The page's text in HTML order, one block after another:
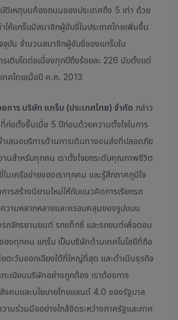
ติเหตุบนท้องถนนของประเทศถึง 5 เท่า ด้วย
ห้แกร็บมีสมาชิกผู้ขับขี่ในประเทศไทยเพิ่มขึ้น
จุบัน จำนวนสมาชิกผู้ขับขี่ของแกร็บใน
รเติบโตต่อเนื่องทุกปีถึงร้อยละ 226 นับตั้งแต่
เทศไทยเมื่อปี ค.ศ. 2013
การ บริษัท แกร็บ (ประเทศไทย) จำกัด กล่าว
ก่อตั้งขึ้นเมื่อ 5 ปีก่อนด้วยความตั้งใจในการ
เสนอบริการด้านการเดินทางขนส่งที่ปลอดภัย
านสำหรับทุกคน เราตั้งใจยกระดับคุณภาพชีวิต
นเครือข่ายของเราทุกคน และรู้สึกภาคภูมิใจ
ารสร้างนิยามใหม่ให้กับแนวคิดการเรียกรถ
วามหลากหลายและครอบคลุมของรูปแบบ
รถจักรยานยนต์ รถแท็กซี่ และรถยนต์เพื่อตอบ
องทุกคน แกร็บ เป็นบริษัทด้านเทคโนโลยีที่ถือ
ยตะวันออกเฉียงใต้ที่ใหญ่ที่สุด และดำเนินธุรกิจ
ทะเบียนบริษัทอย่างถูกต้อง เราต้องการ
คมและนโยบายไทยแลนด์ 4.0 ของรัฐบาล
วามร่วมมืออย่างใกล้ชิดระหว่างภาครัฐและภาค